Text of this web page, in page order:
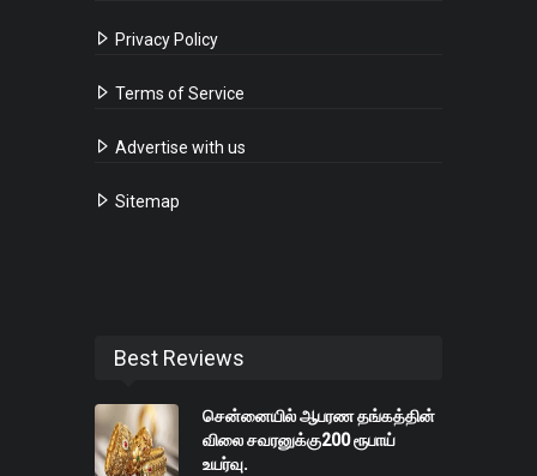
Privacy Policy
Terms of Service
Advertise with us
Sitemap
Best Reviews
சென்னையில் ஆபரண தங்கத்தின்
விலை சவரனுக்கு200 ரூபாய்
உயர்வு.